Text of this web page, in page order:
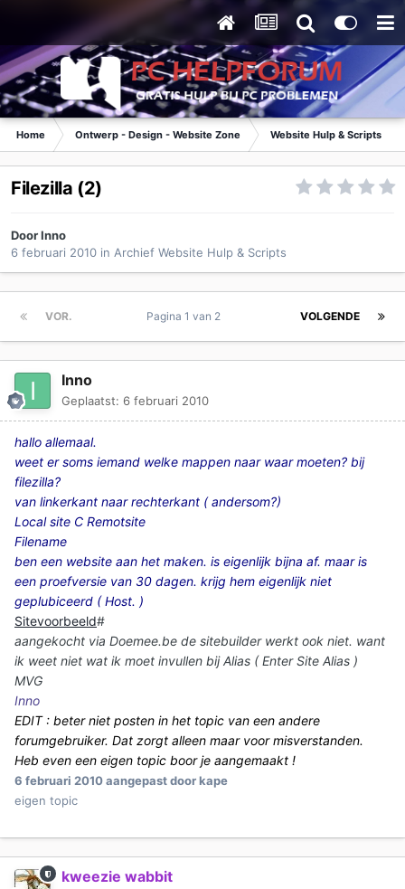
Home Ontwerp - Design - Website Zone Website Hulp & Scripts
Filezilla (2)
DoorInno
6 februari 2010 in Archief Website Hulp & Scripts
VOR. VOLGENDE
Pagina 1 van 2
Inno
Geplaatst: 6 februari 2010
hallo allemaal.
weet er soms iemand welke mappen naar waar moeten? bij
filezilla?
van linkerkant naar rechterkant ( andersom?)
Local site C Remotsite
Filename
ben een website aan het maken. is eigenlijk bijna af. maar is
een proefversie van 30 dagen. krijg hem eigenlijk niet
geplubiceerd ( Host. )
Sitevoorbeeld#
aangekocht via Doemee.be de sitebuilder werkt ook niet. want
ik weet niet wat ik moet invullen bij Alias ( Enter Site Alias )
MVG
Inno
EDIT : beter niet posten in het topic van een andere
forumgebruiker. Dat zorgt alleen maar voor misverstanden.
Heb even een eigen topic boor je aangemaakt !
6 februari 2010aangepast door kape
eigen topic
kweezie wabbit